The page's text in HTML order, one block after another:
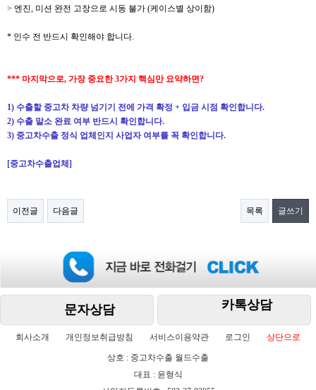
> 엔진, 미션 완전 고장으로 시동 불가 (케이스별 상이함)
* 인수 전 반드시 확인해야 합니다.
*** 마지막으로, 가장 중요한 3가지 핵심만 요약하면?
1) 수출할 중고차 차량 넘기기 전에 가격 확정 + 입금 시점 확인합니다.
2) 수출 말소 완료 여부 반드시 확인합니다.
3) 중고차수출 정식 업체인지 사업자 여부를 꼭 확인합니다.​
[중고차수출업체]
이전글 다음글 목록 글쓰기
문자상담 카톡상담
회사소개 개인정보취급방침 서비스이용약관 로그인 상단으로
상호 : 중고차수출 월드수출
대표 : 윤형식